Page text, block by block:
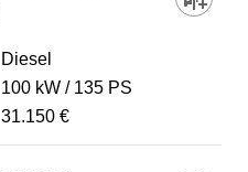
Diesel
100 kW
135 PS
31.150 €